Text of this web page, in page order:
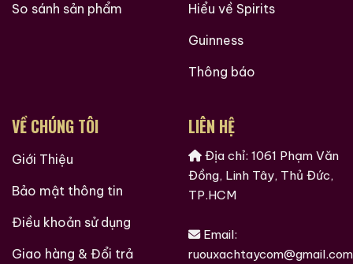
So sánh sản phẩm
Hiểu về Spirits
Guinness
Thông báo
VỀ CHÚNG TÔI
Giới Thiệu
Bảo mật thông tin
Điều khoản sử dụng
Giao hàng & Đổi trả
LIÊN HỆ
Địa chỉ: 1061 Phạm Văn
Đồng, Linh Tây, Thủ Đức,
TP.HCM
Email:
ruouxachtaycom@gmail.com